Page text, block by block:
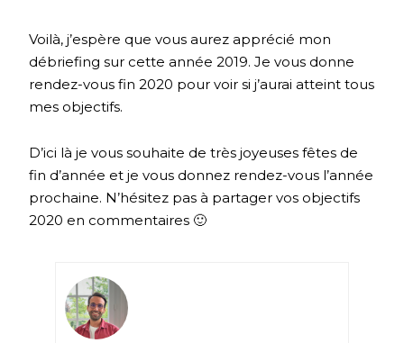
Voilà, j’espère que vous aurez apprécié mon
débriefing sur cette année 2019. Je vous donne
rendez-vous fin 2020 pour voir si j’aurai atteint tous
mes objectifs.
D’ici là je vous souhaite de très joyeuses fêtes de
fin d’année et je vous donnez rendez-vous l’année
prochaine. N’hésitez pas à partager vos objectifs
2020 en commentaires 🙂